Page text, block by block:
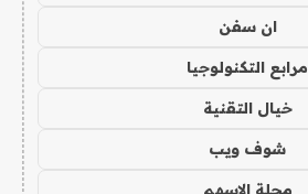
ان سفن
مرابع التكنولوجيا
خيال التقنية
شوف ويب
مجلة الاسهم